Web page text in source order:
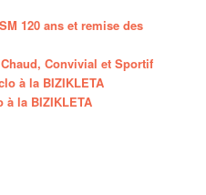
120 ans et remise des
Convivial et Sportif
à la BIZIKLETA
à la BIZIKLETA